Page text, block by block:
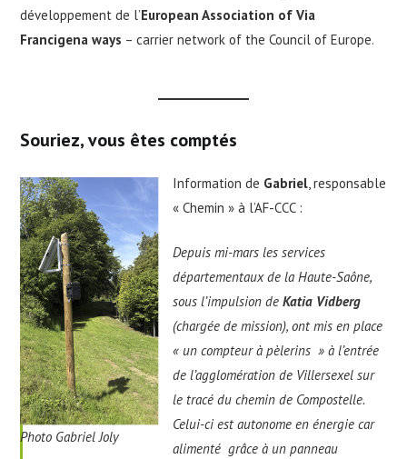
développement de l’European Association of Via
Francigena ways – carrier network of the Council of Europe.
Souriez, vous êtes comptés
Photo Gabriel Joly
Information de Gabriel, responsable
« Chemin » à l’AF-CCC :
Depuis mi-mars les services
départementaux de la Haute-Saône,
sous l’impulsion deKatia Vidberg
(chargée de mission), ont mis en place
« un compteur à pèlerins » à l’entrée
de l’agglomération de Villersexel sur
le tracé du chemin de Compostelle.
Celui-ci est autonome en énergie car
alimenté grâce à un panneau